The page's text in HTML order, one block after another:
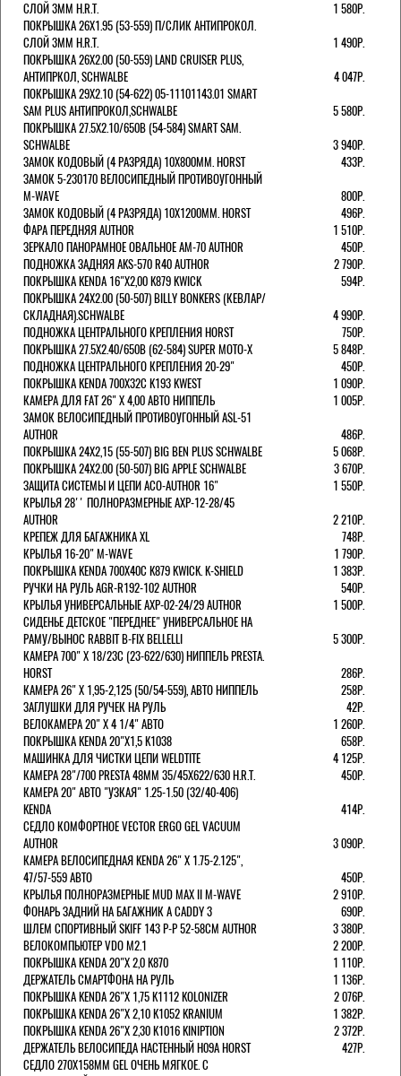
СЛОЙ 3ММ H.R.T.
1 580Р.
ПОКРЫШКА 26X1.95 (53-559) П/СЛИК АНТИПРОКОЛ.
СЛОЙ 3ММ H.R.T.
1 490Р.
ПОКРЫШКА 26X2.00 (50-559) LAND CRUISER PLUS,
АНТИПРКОЛ, SCHWALBE
4 047Р.
ПОКРЫШКА 29X2.10 (54-622) 05-11101143.01 SMART
SAM PLUS АНТИПРОКОЛ,SCHWALBE
5 580Р.
ПОКРЫШКА 27.5X2.10/650B (54-584) SMART SAM.
SCHWALBE
3 940Р.
ЗАМОК КОДОВЫЙ (4 РАЗРЯДА) 10Х800ММ. HORST
433Р.
ЗАМОК 5-230170 ВЕЛОСИПЕДНЫЙ ПРОТИВОУГОННЫЙ
M-WAVE
800Р.
ЗАМОК КОДОВЫЙ (4 РАЗРЯДА) 10Х1200ММ. HORST
496Р.
ФАРА ПЕРЕДНЯЯ AUTHOR
1 510Р.
ЗЕРКАЛО ПАНОРАМНОЕ ОВАЛЬНОЕ AM-70 AUTHOR
450Р.
ПОДНОЖКА ЗАДНЯЯ AKS-570 R40 AUTHOR
2 790Р.
ПОКРЫШКА KENDA 16"Х2,00 K879 KWICK
594Р.
ПОКРЫШКА 24X2.00 (50-507) BILLY BONKERS (КЕВЛАР/
СКЛАДНАЯ).SCHWALBE
4 990Р.
ПОДНОЖКА ЦЕНТРАЛЬНОГО КРЕПЛЕНИЯ HORST
750Р.
ПОКРЫШКА 27.5X2.40/650B (62-584) SUPER MOTO-X
5 848Р.
ПОДНОЖКА ЦЕНТРАЛЬНОГО КРЕПЛЕНИЯ 20-29"
450Р.
ПОКРЫШКА KENDA 700Х32С K193 KWEST
1 090Р.
КАМЕРА ДЛЯ FAT 26" X 4,00 АВТО НИППЕЛЬ
1 005Р.
ЗАМОК ВЕЛОСИПЕДНЫЙ ПРОТИВОУГОННЫЙ ASL-51
AUTHOR
486Р.
ПОКРЫШКА 24X2,15 (55-507) BIG BEN PLUS SCHWALBE
5 068Р.
ПОКРЫШКА 24X2.00 (50-507) BIG APPLE SCHWALBE
3 670Р.
ЗАЩИТА СИСТЕМЫ И ЦЕПИ ACO-AUTHOR 16"
1 550Р.
КРЫЛЬЯ 28'' ПОЛНОРАЗМЕРНЫЕ AXP-12-28/45
AUTHOR
2 210Р.
КРЕПЕЖ ДЛЯ БАГАЖНИКА XL
748Р.
КРЫЛЬЯ 16-20" M-WAVE
1 790Р.
ПОКРЫШКА KENDA 700Х40С K879 KWICK. K-SHIELD
1 383Р.
РУЧКИ НА РУЛЬ AGR-R192-102 AUTHOR
540Р.
КРЫЛЬЯ УНИВЕРСАЛЬНЫЕ AXP-02-24/29 AUTHOR
1 500Р.
СИДЕНЬЕ ДЕТСКОЕ "ПЕРЕДНЕЕ" УНИВЕРСАЛЬНОЕ НА
РАМУ/ВЫНОС RABBIT B-FIX BELLELLI
5 300Р.
КАМЕРА 700" Х 18/23C (23-622/630) НИППЕЛЬ PRESTA.
HORST
286Р.
КАМЕРА 26" X 1,95-2,125 (50/54-559), АВТО НИППЕЛЬ
258Р.
ЗАГЛУШКИ ДЛЯ РУЧЕК НА РУЛЬ
42Р.
ВЕЛОКАМЕРА 20" Х 4 1/4" АВТО
1 260Р.
ПОКРЫШКА KENDA 20"Х1,5 K1038
658Р.
МАШИНКА ДЛЯ ЧИСТКИ ЦЕПИ WELDTITE
4 125Р.
КАМЕРА 28"/700 PRESTA 48ММ 35/45Х622/630 H.R.T.
450Р.
КАМЕРА 20" АВТО "УЗКАЯ" 1.25-1.50 (32/40-406)
KENDA
414Р.
СЕДЛО КОМФОРТНОЕ VECTOR ERGO GEL VACUUM
AUTHOR
3 090Р.
КАМЕРА ВЕЛОСИПЕДНАЯ KENDA 26" Х 1.75-2.125",
47/57-559 АВТО
450Р.
КРЫЛЬЯ ПОЛНОРАЗМЕРНЫЕ MUD MAX II M-WAVE
2 910Р.
ФОНАРЬ ЗАДНИЙ НА БАГАЖНИК A CADDY 3
690Р.
ШЛЕМ СПОРТИВНЫЙ SKIFF 143 Р-Р 52-58СМ AUTHOR
3 380Р.
ВЕЛОКОМПЬЮТЕР VDO M2.1
2 200Р.
ПОКРЫШКА KENDA 20"Х 2,0 K870
1 110Р.
ДЕРЖАТЕЛЬ СМАРТФОНА НА РУЛЬ
1 136Р.
ПОКРЫШКА KENDA 26"Х 1,75 K1112 KOLONIZER
2 076Р.
ПОКРЫШКА KENDA 26"Х 2,10 K1052 KRANIUM
1 382Р.
ПОКРЫШКА KENDA 26"Х 2,30 K1016 KINIPTION
2 372Р.
ДЕРЖАТЕЛЬ ВЕЛОСИПЕДА НАСТЕННЫЙ H09A HORST
427Р.
СЕДЛО 270Х158ММ GEL ОЧЕНЬ МЯГКОЕ. С